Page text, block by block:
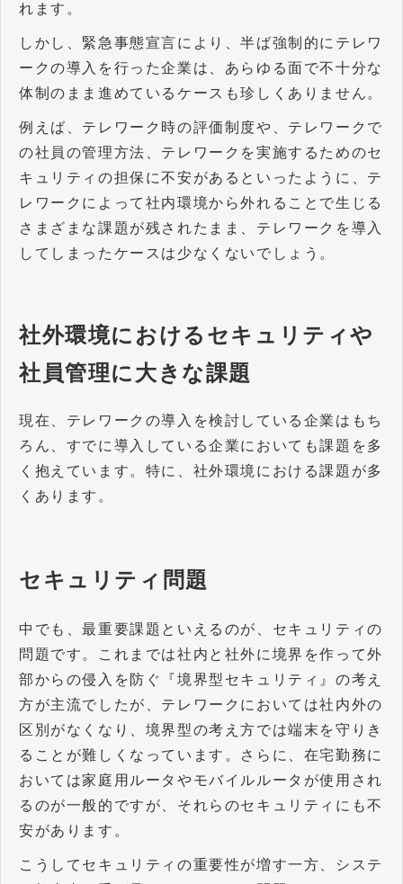
れます。
しかし、緊急事態宣言により、半ば強制的にテレワ
ークの導入を行った企業は、あらゆる面で不十分な
体制のまま進めているケースも珍しくありません。
例えば、テレワーク時の評価制度や、テレワークで
の社員の管理方法、テレワークを実施するためのセ
キュリティの担保に不安があるといったように、テ
レワークによって社内環境から外れることで生じる
さまざまな課題が残されたまま、テレワークを導入
してしまったケースは少なくないでしょう。
社外環境におけるセキュリティや
社員管理に大きな課題
現在、テレワークの導入を検討している企業はもち
ろん、すでに導入している企業においても課題を多
く抱えています。特に、社外環境における課題が多
くあります。
セキュリティ問題
中でも、最重要課題といえるのが、セキュリティの
問題です。これまでは社内と社外に境界を作って外
部からの侵入を防ぐ『境界型セキュリティ』の考え
方が主流でしたが、テレワークにおいては社内外の
区別がなくなり、境界型の考え方では端末を守りき
ることが難しくなっています。さらに、在宅勤務に
おいては家庭用ルータやモバイルルータが使用され
るのが一般的ですが、それらのセキュリティにも不
安があります。
こうしてセキュリティの重要性が増す一方、システ